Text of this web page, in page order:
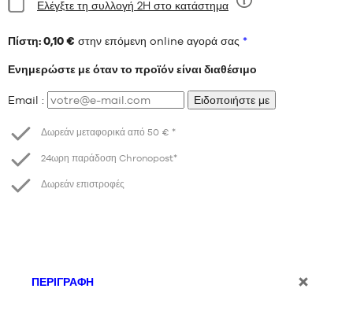
Εννέα
Ελέγξτε τη συλλογή 2H στο κατάστημα
Πίστη: 0,10 € στην επόμενη online αγορά σας *
Ενημερώστε με όταν το προϊόν είναι διαθέσιμο
Email : Ειδοποιήστε με
Δωρεάν μεταφορικά από 50 € *
24ωρη παράδοση Chronopost*
Δωρεάν επιστροφές
ΠΕΡΙΓΡΑΦΉ